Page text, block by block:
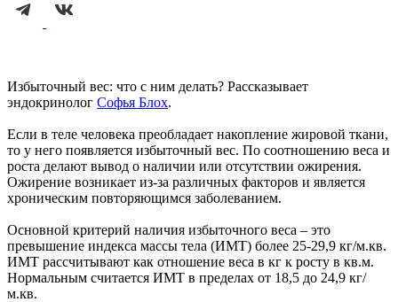
Избыточный вес: что с ним делать? Рассказывает
эндокринолог Софья Блох.
Если в теле человека преобладает накопление жировой ткани,
то у него появляется избыточный вес. По соотношению веса и
роста делают вывод о наличии или отсутствии ожирения.
Ожирение возникает из-за различных факторов и является
хроническим повторяющимся заболеванием.
Основной критерий наличия избыточного веса – это
превышение индекса массы тела (ИМТ) более 25-29,9 кг/м.кв.
ИМТ рассчитывают как отношение веса в кг к росту в кв.м.
Нормальным считается ИМТ в пределах от 18,5 до 24,9 кг/
м.кв.